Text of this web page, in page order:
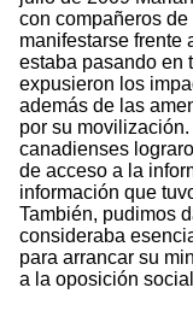
con compañeros
manifestarse frente
estaba pasando en
expusieron los
además de las
por su
canadienses
de acceso a la
información que
También, pudimos
consideraba
para arrancar su
a la oposición